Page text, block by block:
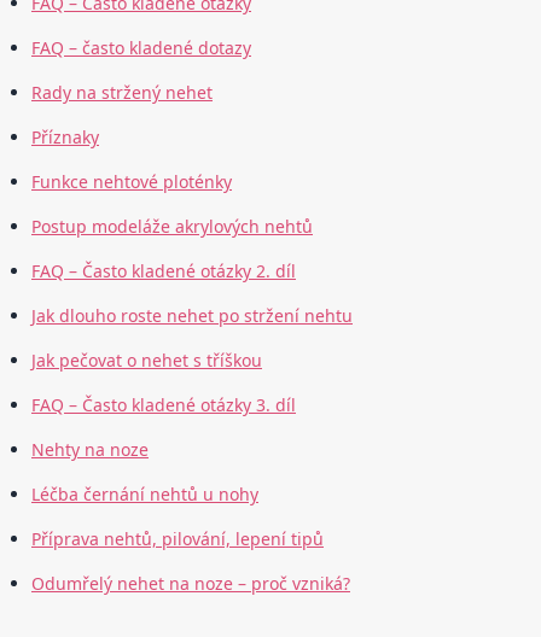
FAQ – často kladené dotazy
Rady na stržený nehet
Příznaky
Funkce nehtové ploténky
Postup modeláže akrylových nehtů
FAQ – Často kladené otázky 2. díl
Jak dlouho roste nehet po stržení nehtu
Jak pečovat o nehet s tříškou
FAQ – Často kladené otázky 3. díl
Nehty na noze
Léčba černání nehtů u nohy
Příprava nehtů, pilování, lepení tipů
Odumřelý nehet na noze – proč vzniká?